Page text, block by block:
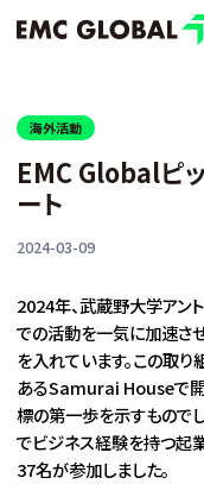
海外活動
EMC Globalピ
ート
2024-03-09
2024年、武蔵野大学アン
での活動を一気に加速さ
を入れています。この取り
あるSamurai Houseで開
標の第一歩を示すもので
でビジネス経験を持つ起
37名が参加しました。